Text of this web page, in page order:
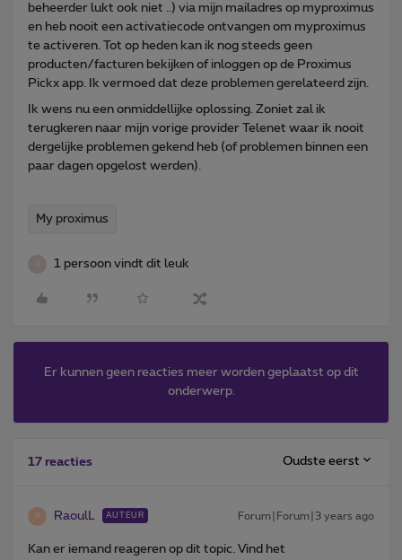
beheerder lukt ook niet ..) via mijn mailadres op myproximus
en heb nooit een activatiecode ontvangen om myproximus
te activeren. Tot op heden kan ik nog steeds geen
producten/facturen bekijken of inloggen op de Proximus
Pickx app. Ik vermoed dat deze problemen gerelateerd zijn.
Ik wens nu een onmiddellijke oplossing. Zoniet zal ik
terugkeren naar mijn vorige provider Telenet waar ik nooit
dergelijke problemen gekend heb (of problemen binnen een
paar dagen opgelost werden).
My proximus
1 persoon vindt dit leuk
Er kunnen geen reacties meer worden geplaatst op dit
onderwerp.
17 reacties Oudste eerst
R RaoulL AUTEUR Forum|Forum|3 years ago
Kan er iemand reageren op dit topic. Vind het